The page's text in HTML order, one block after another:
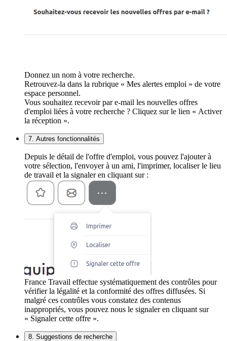
Donnez un nom à votre recherche.
Retrouvez-la dans la rubrique « Mes alertes emploi » de votre
espace personnel.
Vous souhaitez recevoir par e-mail les nouvelles offres
d'emploi liées à votre recherche ? Cliquez sur le lien « Activer
la réception ».
7. Autres fonctionnalités
Depuis le détail de l'offre d'emploi, vous pouvez l'ajouter à
votre sélection, l'envoyer à un ami, l'imprimer, localiser le lieu
de travail et la signaler en cliquant sur :
France Travail effectue systématiquement des contrôles pour
vérifier la légalité et la conformité des offres diffusées. Si
malgré ces contrôles vous constatez des contenus
inappropriés, vous pouvez nous le signaler en cliquant sur
« Signaler cette offre ».
8. Suggestions de recherche